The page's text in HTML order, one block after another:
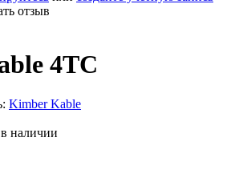
отзыв
4TC
Kimber Kable
наличии